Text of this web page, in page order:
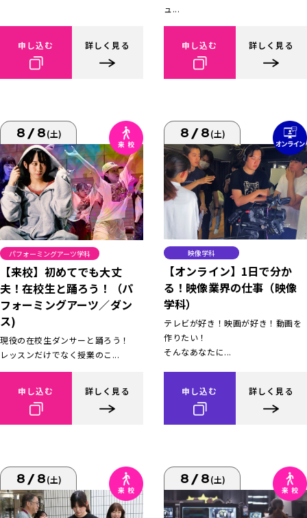
申し込む 詳しく見る
ュ...
申し込む 詳しく見る
8/8(土)
パフォーミングアーツ学科
【来校】初めてでも大丈
夫！在校生と踊ろう！（パ
フォーミングアーツ／ダン
ス)
現役の在校生ダンサーと踊ろう！
レッスンだけでなく授業のこ...
申し込む 詳しく見る
8/8(土)
映像学科
【オンライン】1日で分か
る！映像業界の仕事（映像
学科）
テレビが好き！映画が好き！動画を
作りたい！
そんなあなたに...
申し込む 詳しく見る
8/8(土) 8/8(土)